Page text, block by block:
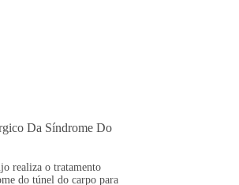
Da Síndrome Do
realiza o tratamento
do túnel do carpo para